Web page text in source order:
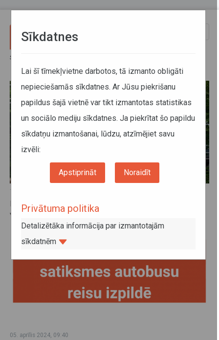
Sākums
10. aprīlis 2024, 09:17
Mainīsies atlaides apmērs elektroniski iegādātajām
vilciena biļetēm dzelzceļa līnijā Rīga–Sigulda–Valga
05. aprīlis 2024, 09:40
Sīkdatnes
Lai šī tīmekļvietne darbotos, tā izmanto obligāti
nepieciešamās sīkdatnes. Ar Jūsu piekrišanu
papildus šajā vietnē var tikt izmantotas statistikas
un sociālo mediju sīkdatnes. Ja piekrītat šo papildu
sīkdatņu izmantošanai, lūdzu, atzīmējiet savu
izvēli:
Apstiprināt Noraidīt
Privātuma politika
Detalizētāka informācija par izmantotajām
sīkdatnēm